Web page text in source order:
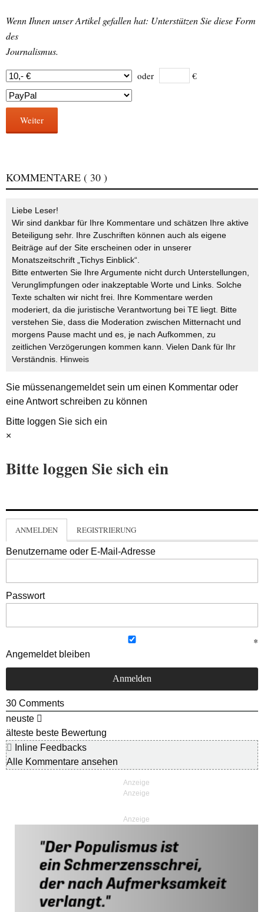
Wenn Ihnen unser Artikel gefallen hat: Unterstützen Sie diese Form
des
Journalismus.
oder €
Weiter
KOMMENTARE ( 30 )
Liebe Leser!
Wir sind dankbar für Ihre Kommentare und schätzen Ihre aktive
Beteiligung sehr. Ihre Zuschriften können auch als eigene
Beiträge auf der Site erscheinen oder in unserer
Monatszeitschrift „Tichys Einblick“.
Bitte entwerten Sie Ihre Argumente nicht durch Unterstellungen,
Verunglimpfungen oder inakzeptable Worte und Links. Solche
Texte schalten wir nicht frei. Ihre Kommentare werden
moderiert, da die juristische Verantwortung bei TE liegt. Bitte
verstehen Sie, dass die Moderation zwischen Mitternacht und
morgens Pause macht und es, je nach Aufkommen, zu
zeitlichen Verzögerungen kommen kann. Vielen Dank für Ihr
Verständnis. Hinweis
Sie müssenangemeldetsein um einen Kommentar oder
eine Antwort schreiben zu können
Bitte loggen Sie sich ein
×
Bitte loggen Sie sich ein
ANMELDEN REGISTRIERUNG
Benutzername oder E-Mail-Adresse
Passwort
Angemeldet bleiben
30 Comments
neuste
älteste beste Bewertung
Inline Feedbacks
Alle Kommentare ansehen
Anzeige